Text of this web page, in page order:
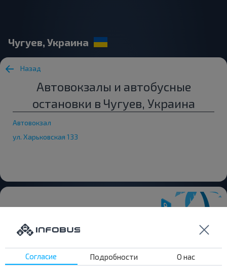
Чугуев, Украина
Назад
Автовокзалы и автобусные
остановки в Чугуев, Украина
Автовокзал
ул. Харьковская 133
Хотите
путешествовать
Согласие Подробности О нас